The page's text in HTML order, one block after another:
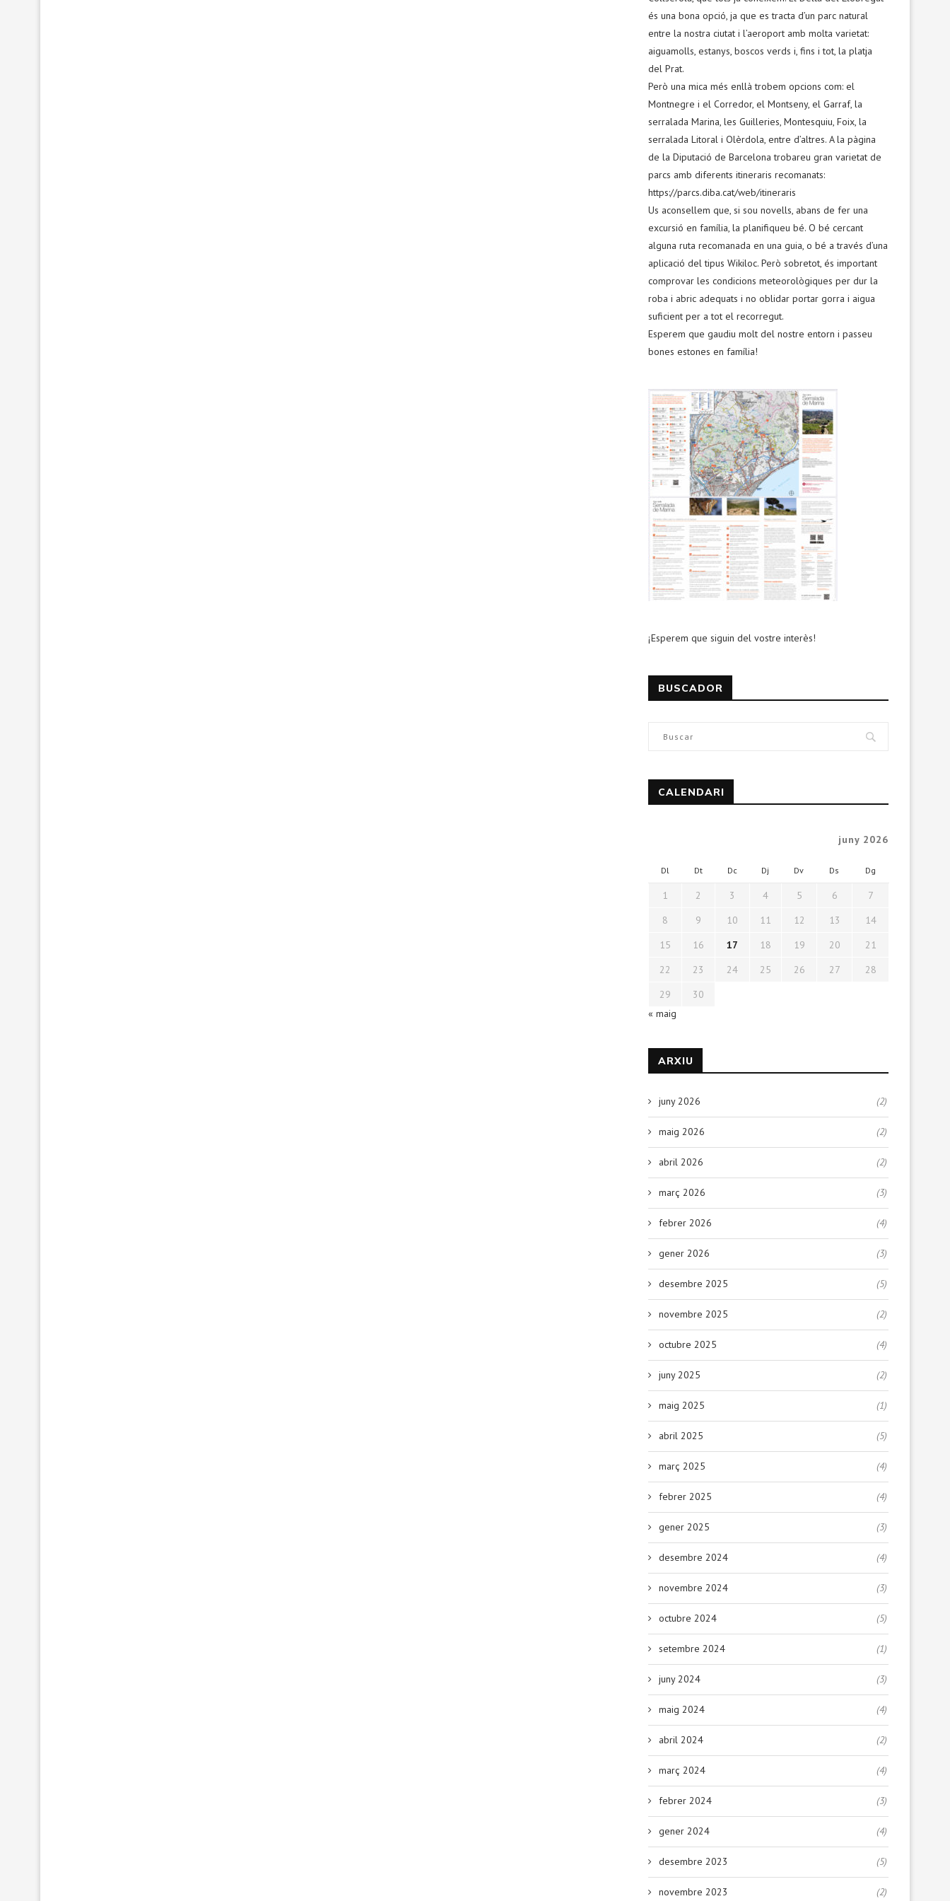
és una bona opció, ja que es tracta d’un parc natural
entre la nostra ciutat i l’aeroport amb molta varietat:
aiguamolls, estanys, boscos verds i, fins i tot, la platja
del Prat.
Però una mica més enllà trobem opcions com: el
Montnegre i el Corredor, el Montseny, el Garraf, la
serralada Marina, les Guilleries, Montesquiu, Foix, la
serralada Litoral i Olèrdola, entre d’altres. A la pàgina
de la Diputació de Barcelona trobareu gran varietat de
parcs amb diferents itineraris recomanats:
https://parcs.diba.cat/web/itineraris
Us aconsellem que, si sou novells, abans de fer una
excursió en família, la planifiqueu bé. O bé cercant
alguna ruta recomanada en una guia, o bé a través d’una
aplicació del tipus Wikiloc. Però sobretot, és important
comprovar les condicions meteorològiques per dur la
roba i abric adequats i no oblidar portar gorra i aigua
suficient per a tot el recorregut.
Esperem que gaudiu molt del nostre entorn i passeu
bones estones en família!
¡Esperem que siguin del vostre interès!
BUSCADOR
CALENDARI
juny 2026
Dl Dt Dc Dj Dv Ds Dg
1 2 3 4 5 6
7
8
9 10 11 12 13
14
15
16 17 18 19 20
21
22
23 24 25 26 27
28
29
30
« maig
ARXIU
juny 2026 (2)
maig 2026 (2)
abril 2026 (2)
març 2026 (3)
febrer 2026 (4)
gener 2026 (3)
desembre 2025 (5)
novembre 2025 (2)
octubre 2025 (4)
juny 2025 (2)
maig 2025 (1)
abril 2025 (5)
març 2025 (4)
febrer 2025 (4)
gener 2025 (3)
desembre 2024 (4)
novembre 2024 (3)
octubre 2024 (5)
setembre 2024 (1)
juny 2024 (3)
maig 2024 (4)
abril 2024 (2)
març 2024 (4)
febrer 2024 (3)
gener 2024 (4)
desembre 2023 (5)
novembre 2023 (2)